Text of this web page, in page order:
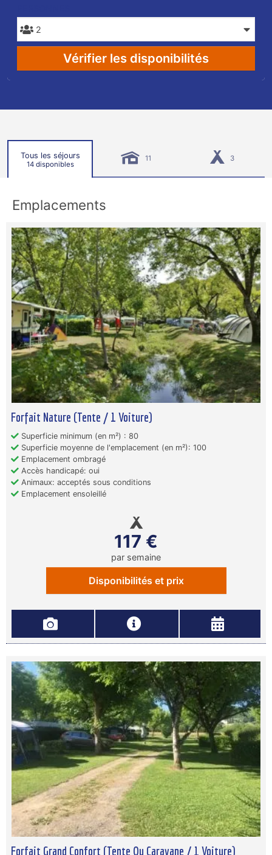
Vérifier les disponibilités
Tous les séjours
14 disponibles
11 3
Emplacements
Forfait Nature (Tente / 1 Voiture)
Superficie minimum (en m²) : 80
Superficie moyenne de l'emplacement (en m²): 100
Emplacement ombragé
Accès handicapé: oui
Animaux: acceptés sous conditions
Emplacement ensoleillé
117 €
par semaine
Disponibilités et prix
Forfait Grand Confort (Tente Ou Caravane / 1 Voiture)